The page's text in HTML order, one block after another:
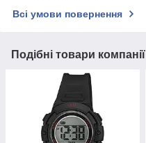
Всі умови повернення
Подібні товари компанії